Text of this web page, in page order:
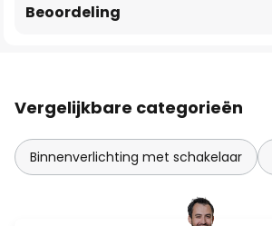
Beoordeling
Vergelijkbare categorieën
Binnenverlichting met schakelaar